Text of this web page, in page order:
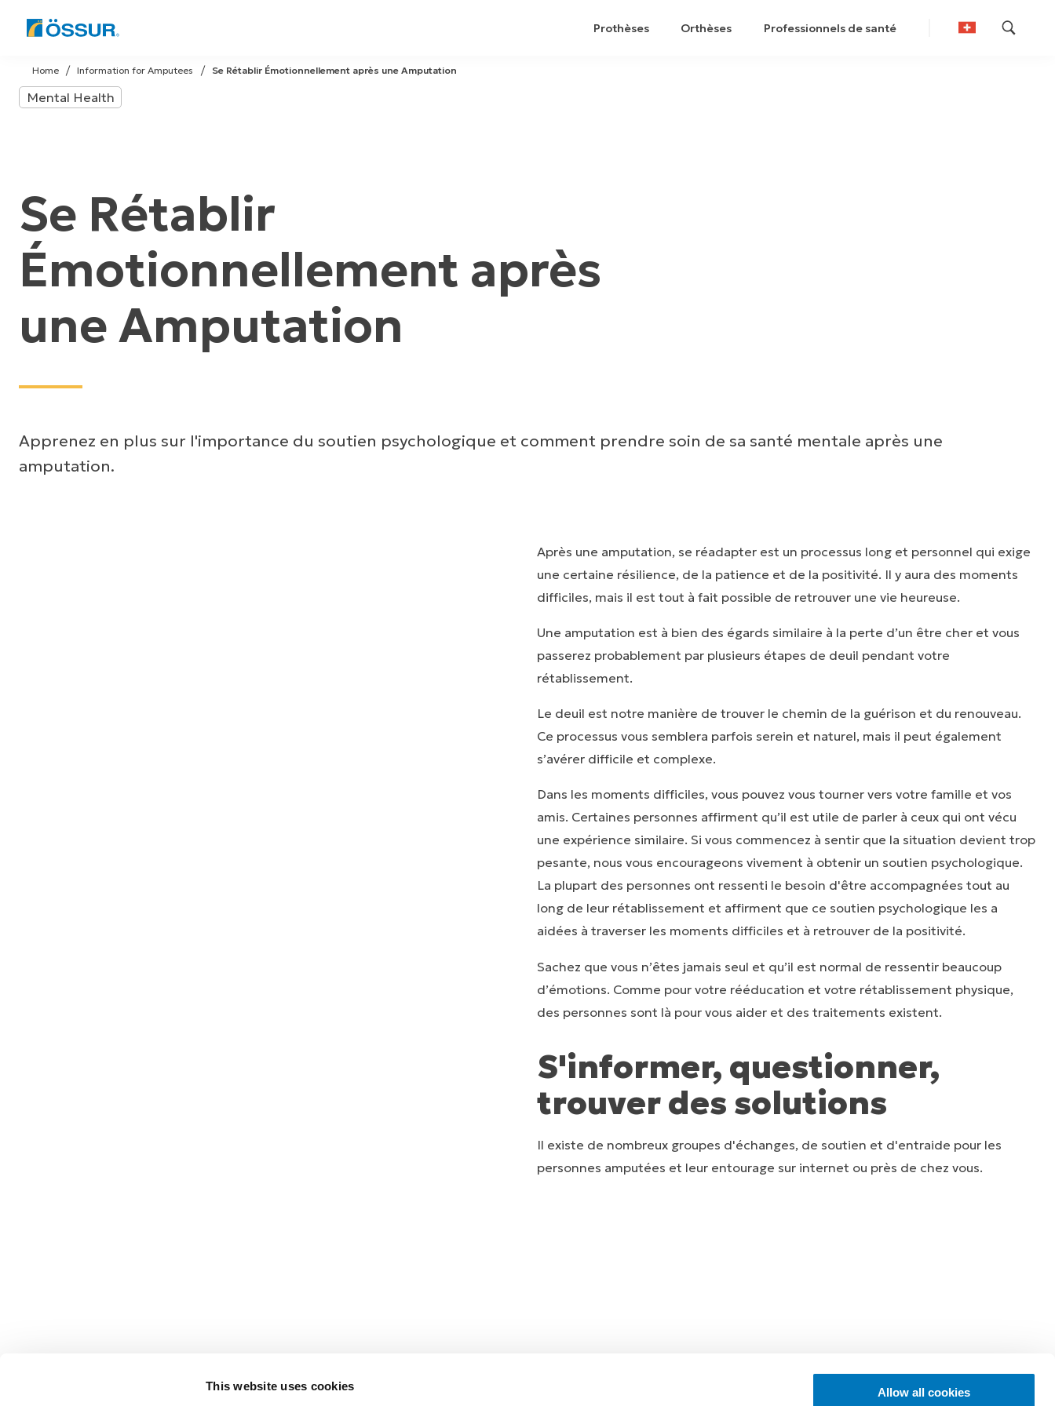
This website uses cookies
Allow all cookies
Skip
to
content
Prothèses Orthèses Professionnels de santé
Se Rétablir Émotionnellement après une Amputation
Information for Amputees
Home
Mental Health
Se Rétablir
Émotionnellement après
une Amputation
Apprenez en plus sur l'importance du soutien psychologique et comment prendre soin de sa santé mentale après une
amputation.
Après une amputation, se réadapter est un processus long et personnel qui exige
une certaine résilience, de la patience et de la positivité. Il y aura des moments
difficiles, mais il est tout à fait possible de retrouver une vie heureuse.
Une amputation est à bien des égards similaire à la perte d’un être cher et vous
passerez probablement par plusieurs étapes de deuil pendant votre
rétablissement.
Le deuil est notre manière de trouver le chemin de la guérison et du renouveau.
Ce processus vous semblera parfois serein et naturel, mais il peut également
s’avérer difficile et complexe.
Dans les moments difficiles, vous pouvez vous tourner vers votre famille et vos
amis. Certaines personnes affirment qu’il est utile de parler à ceux qui ont vécu
une expérience similaire. Si vous commencez à sentir que la situation devient trop
pesante, nous vous encourageons vivement à obtenir un soutien psychologique.
La plupart des personnes ont ressenti le besoin d'être accompagnées tout au
long de leur rétablissement et affirment que ce soutien psychologique les a
aidées à traverser les moments difficiles et à retrouver de la positivité.
Sachez que vous n’êtes jamais seul et qu’il est normal de ressentir beaucoup
d’émotions. Comme pour votre rééducation et votre rétablissement physique,
des personnes sont là pour vous aider et des traitements existent.
S'informer, questionner,
trouver des solutions
Il existe de nombreux groupes d'échanges, de soutien et d'entraide pour les
personnes amputées et leur entourage sur internet ou près de chez vous.
Des histoires inspirantes